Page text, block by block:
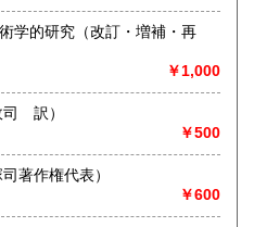
らとまるもの
的研究（改訂・増補・再
￥1,000
（工藤政司 訳）
￥500
清遺著 （上塚司著作権代表）
￥600